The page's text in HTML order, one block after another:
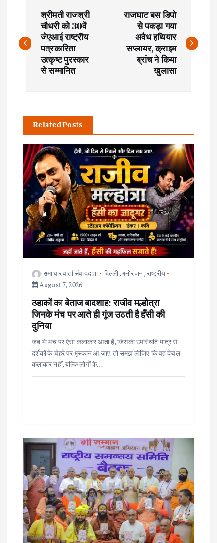
o
s
v
g
a
t
श्रीमती राजश्री
चौधरी को 30वें
जेएआई राष्ट्रीय
पत्रकारिता
उत्कृष्ट पुरस्कार
से सम्मानित
राजघाट बस डिपो
से पकड़ा गया
अवैध हथियार
सप्लायर, क्राइम
ब्रांच ने किया
खुलासा
Related Posts
समाचार वार्ता संवाददाता दिल्ली,मनोरंजन,राष्ट्रीय
August 7, 2026
ठहाकों का बेताज बादशाह: राजीव मल्होत्रा —
जिनके मंच पर आते ही गूंज उठती है हँसी की
दुनिया
जब भी मंच पर ऐसा कलाकार आता है, जिसकी उपस्थिति मात्र से
दर्शकों के चेहरे पर मुस्कान आ जाए, तो समझ लीजिए कि वह केवल
कलाकार नहीं, बल्कि लोगों के…